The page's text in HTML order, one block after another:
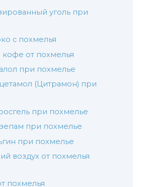
уголь при
с похмелья
кофе от похмелья
при похмелье
(Цитрамон) при
при похмелье
при похмелье
при похмелье
воздух от похмелья
похмелья